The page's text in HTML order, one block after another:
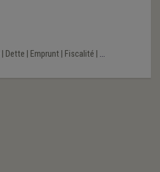
Dette Emprunt| Fiscalité ...